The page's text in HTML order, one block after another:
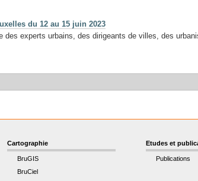
du 12 au 15 juin 2023
experts urbains, des dirigeants de villes, des
Cartographie
BruGIS
BruCiel
Etudes et
Publications